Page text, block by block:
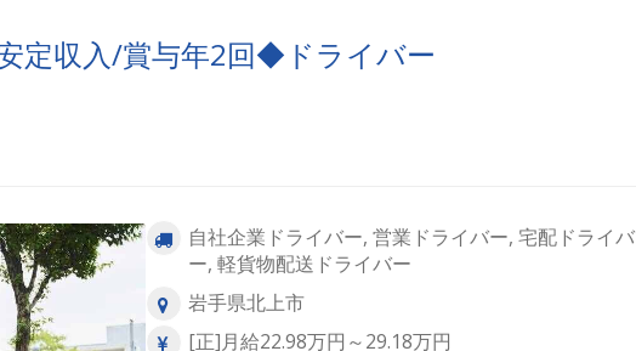
定収入/賞与年2回◆ドライバー
自社企業ドライバー, 営業ドライバー, 宅配ドライバ
ー, 軽貨物配送ドライバー
岩手県北上市
[正]月給22.98万円～29.18万円